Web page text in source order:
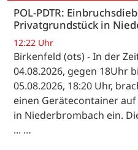
POL-PDTR:
Privatgrundstück in
12:22 Uhr
Birkenfeld (ots) - In der
04.08.2026, gegen 18Uhr
05.08.2026, 18:20 Uhr,
einen Gerätecontainer
in Niederbrombach ein.
... …